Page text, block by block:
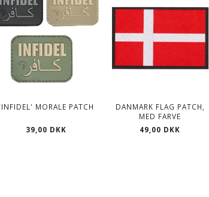
'INFIDEL' MORALE PATCH
39,00 DKK
DANMARK FLAG PATCH,
MED FARVE
49,00 DKK